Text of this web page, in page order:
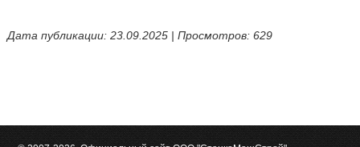
Дата публикации: 23.09.2025 | Просмотров: 629